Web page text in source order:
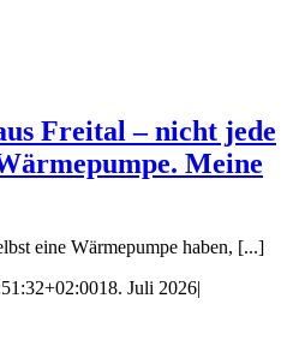
Freital – nicht jede
Meine
eine Wärmepumpe haben, [...]
18. Juli 2026|